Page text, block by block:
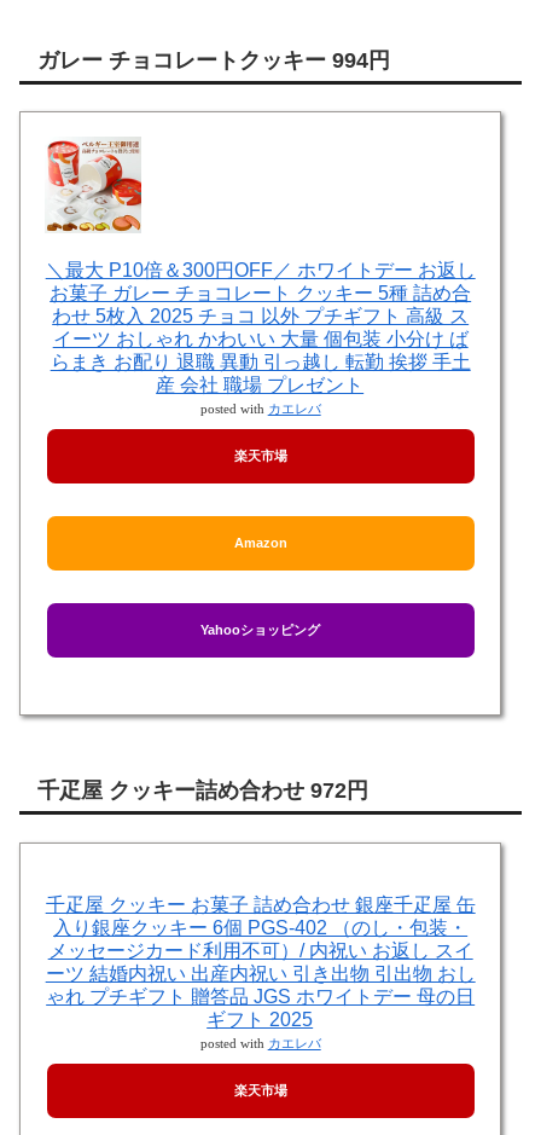
ガレー チョコレートクッキー 994円
＼最大 P10倍＆300円OFF／ ホワイトデー お返し
お菓子 ガレー チョコレート クッキー 5種 詰め合
わせ 5枚入 2025 チョコ 以外 プチギフト 高級 ス
イーツ おしゃれ かわいい 大量 個包装 小分け ば
らまき お配り 退職 異動 引っ越し 転勤 挨拶 手土
産 会社 職場 プレゼント
posted with カエレバ
楽天市場
Amazon
Yahooショッピング
千疋屋 クッキー詰め合わせ 972円
千疋屋 クッキー お菓子 詰め合わせ 銀座千疋屋 缶
入り銀座クッキー 6個 PGS-402 （のし・包装・
メッセージカード利用不可）/ 内祝い お返し スイ
ーツ 結婚内祝い 出産内祝い 引き出物 引出物 おし
ゃれ プチギフト 贈答品 JGS ホワイトデー 母の日
ギフト 2025
posted with カエレバ
楽天市場